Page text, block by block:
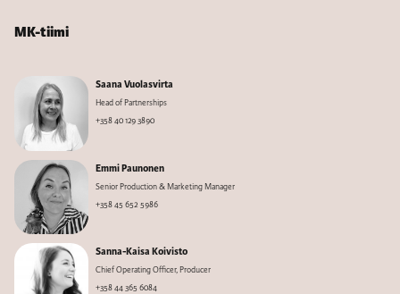
MK-tiimi
Saana Vuolasvirta
Head of Partnerships
+358 40 129 3890
Emmi Paunonen
Senior Production & Marketing Manager
+358 45 652 5986
Sanna-Kaisa Koivisto
Chief Operating Officer, Producer
+358 44 365 6084